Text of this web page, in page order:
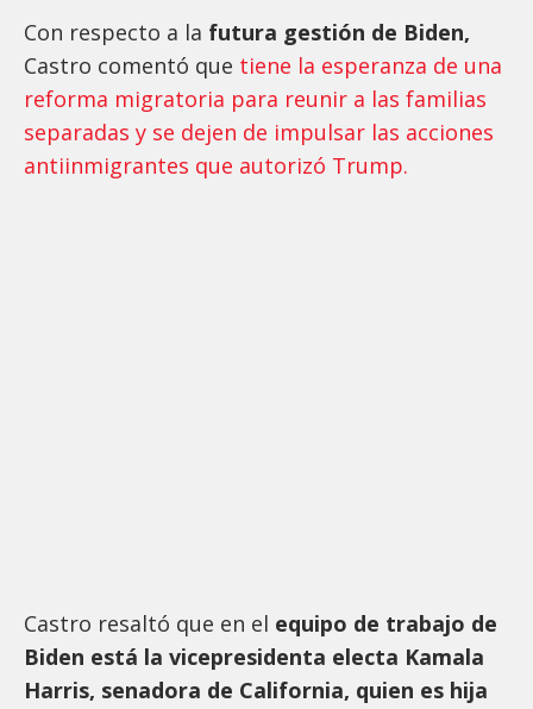
Con respecto a la futura gestión de Biden,
Castro comentó que tiene la esperanza de una
reforma migratoria para reunir a las familias
separadas y se dejen de impulsar las acciones
antiinmigrantes que autorizó Trump.
Castro resaltó que en el equipo de trabajo de
Biden está la vicepresidenta electa Kamala
Harris, senadora de California, quien es hija